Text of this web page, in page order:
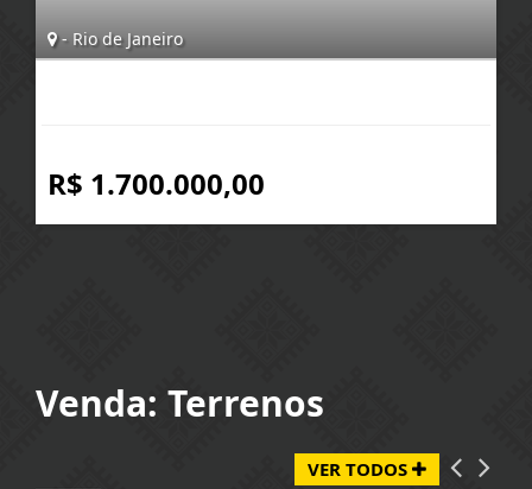
- Rio de Janeiro
R$ 1.700.000,00
Venda: Terrenos
VER TODOS